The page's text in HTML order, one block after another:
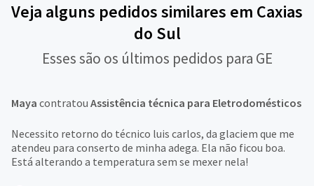
Veja alguns pedidos similares em Caxias
do Sul
Esses são os últimos pedidos para GE
Maya contratou Assistência técnica para Eletrodomésticos
Necessito retorno do técnico luis carlos, da glaciem que me
atendeu para conserto de minha adega. Ela não ficou boa.
Está alterando a temperatura sem se mexer nela!